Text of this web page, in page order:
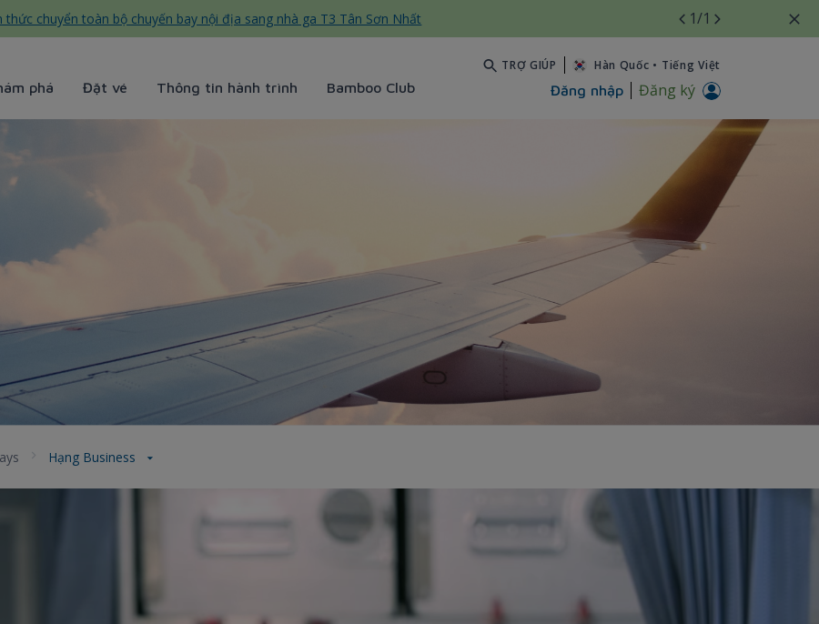
chuyển toàn bộ chuyến bay nội địa sang nhà ga T3 Tân Sơn Nhất 1/1
phá Đặt vé Thông tin hành trình Bamboo Club
TRỢ GIÚP Hàn Quốc • Tiếng Việt
Đăng nhập Đăng ký
Hạng Business